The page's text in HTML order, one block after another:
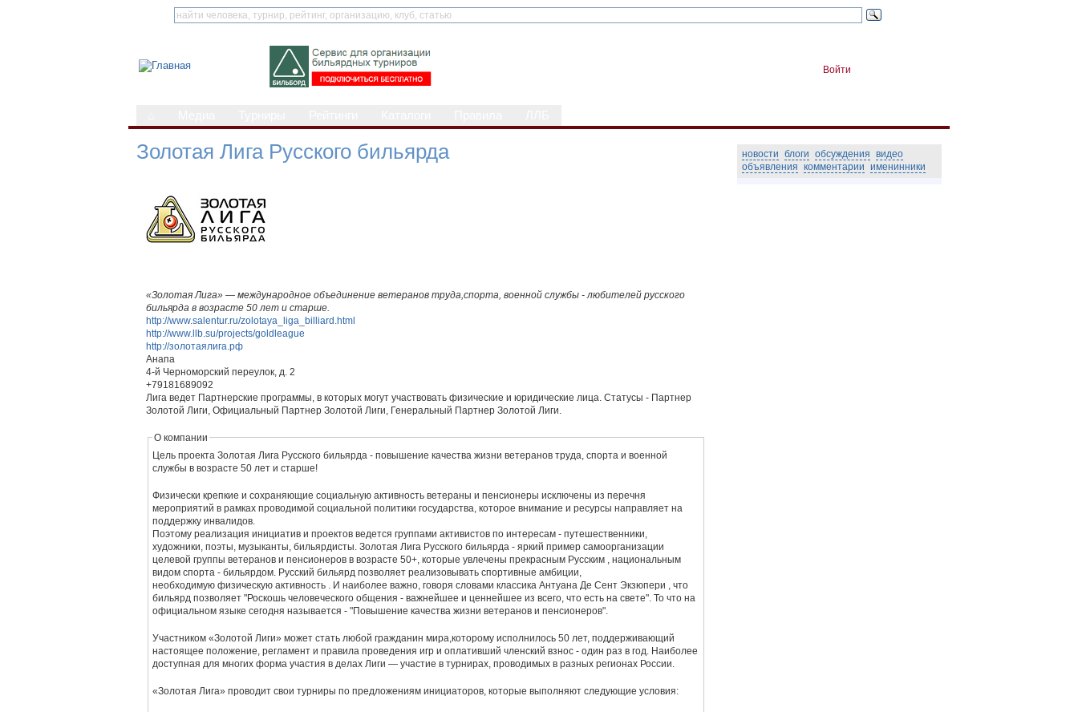
Войти
Золотая Лига Русского бильярда
«Золотая Лига» — международное объединение ветеранов труда,спорта, военной службы - любителей русского
бильярда в возрасте 50 лет и старше.
http://www.salentur.ru/zolotaya_liga_billiard.html
http://www.llb.su/projects/goldleague
http://золотаялига.рф
Анапа
4-й Черноморский переулок, д. 2
+79181689092
Лига ведет Партнерские программы, в которых могут участвовать физические и юридические лица. Статусы - Партнер
Золотой Лиги, Официальный Партнер Золотой Лиги, Генеральный Партнер Золотой Лиги.
О компании
Цель проекта Золотая Лига Русского бильярда - повышение качества жизни ветеранов труда, спорта и военной
службы в возрасте 50 лет и старше!
Физически крепкие и сохраняющие социальную активность ветераны и пенсионеры исключены из перечня
мероприятий в рамках проводимой социальной политики государства, которое внимание и ресурсы направляет на
поддержку инвалидов.
Поэтому реализация инициатив и проектов ведется группами активистов по интересам - путешественники,
художники, поэты, музыканты, бильярдисты. Золотая Лига Русского бильярда - яркий пример самоорганизации
целевой группы ветеранов и пенсионеров в возрасте 50+, которые увлечены прекрасным Русским , национальным
видом спорта - бильярдом. Русский бильярд позволяет реализовывать спортивные амбиции,
необходимую физическую активность . И наиболее важно, говоря словами классика Антуана Де Сент Экзюпери , что
бильярд позволяет "Роскошь человеческого общения - важнейшее и ценнейшее из всего, что есть на свете". То что на
официальном языке сегодня называется - "Повышение качества жизни ветеранов и пенсионеров".
Участником «Золотой Лиги» может стать любой гражданин мира,которому исполнилось 50 лет, поддерживающий
настоящее положение, регламент и правила проведения игр и оплативший членский взнос - один раз в год. Наиболее
доступная для многих форма участия в делах Лиги — участие в турнирах, проводимых в разных регионах России.
«Золотая Лига» проводит свои турниры по предложениям инициаторов, которые выполняют следующие условия:
новости блоги обсуждения видео
объявления комментарии именинники